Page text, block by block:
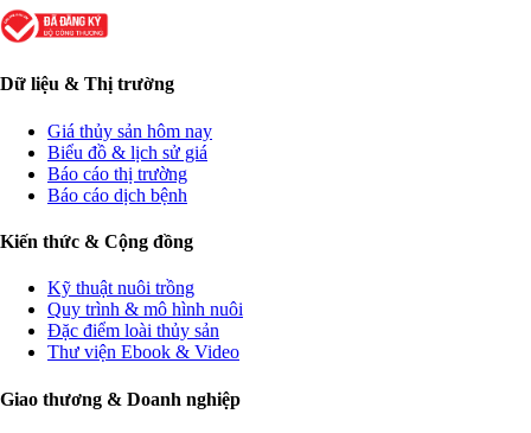
Dữ liệu & Thị trường
Giá thủy sản hôm nay
Biểu đồ & lịch sử giá
Báo cáo thị trường
Báo cáo dịch bệnh
Kiến thức & Cộng đồng
Kỹ thuật nuôi trồng
Quy trình & mô hình nuôi
Đặc điểm loài thủy sản
Thư viện Ebook & Video
Giao thương & Doanh nghiệp